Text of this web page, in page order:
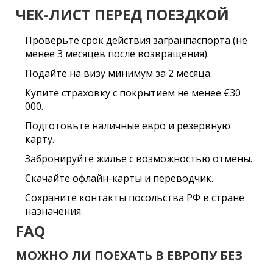
ЧЕК-ЛИСТ ПЕРЕД ПОЕЗДКОЙ
Проверьте срок действия загранпаспорта (не
менее 3 месяцев после возвращения).
Подайте на визу минимум за 2 месяца.
Купите страховку с покрытием не менее €30
000.
Подготовьте наличные евро и резервную
карту.
Забронируйте жилье с возможностью отмены.
Скачайте офлайн-карты и переводчик.
Сохраните контакты посольства РФ в стране
назначения.
FAQ
МОЖНО ЛИ ПОЕХАТЬ В ЕВРОПУ БЕЗ